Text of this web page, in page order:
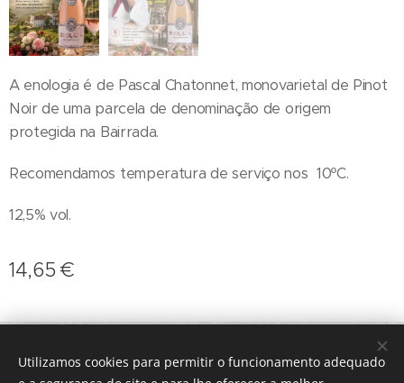
A enologia é de Pascal Chatonnet, monovarietal de Pinot
Noir de uma parcela de denominação de origem
protegida na Bairrada.
Recomendamos temperatura de serviço nos 10ºC.
12,5% vol.
14,65 €
Desenvolvido por Webnode Cookies
Utilizamos cookies para permitir o funcionamento adequado